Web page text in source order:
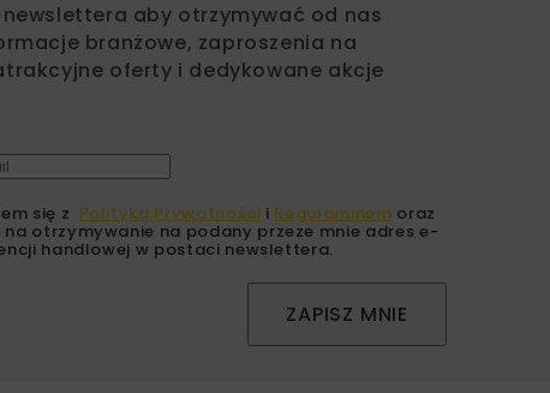
newslettera aby otrzymywać od nas
branżowe, zaproszenia na
oferty i dedykowane akcje
się z Polityką Prywatności i Regulaminem oraz
otrzymywanie na podany przeze mnie adres e-
handlowej w postaci newslettera.
ZAPISZ MNIE